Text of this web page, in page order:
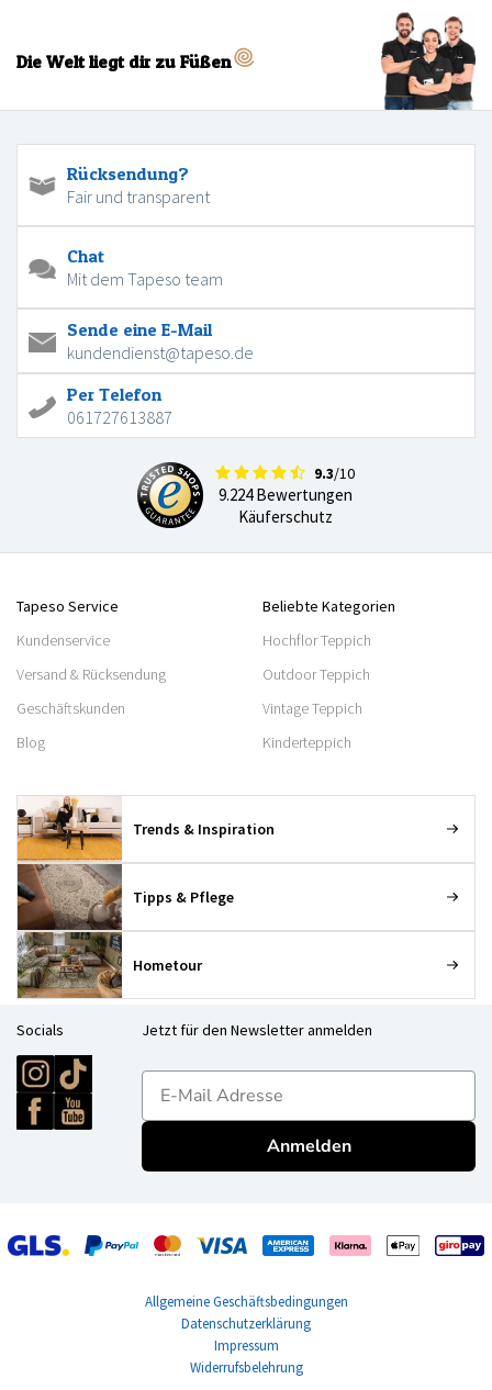
Die Welt liegt dir zu Füßen
Rücksendung?
Fair und transparent
Chat
Mit dem Tapeso team
Sende eine E-Mail
kundendienst@tapeso.de
Per Telefon
061727613887
9.3/10
9.224 Bewertungen
Käuferschutz
Tapeso Service
Kundenservice
Versand & Rücksendung
Geschäftskunden
Blog
Beliebte Kategorien
Hochflor Teppich
Outdoor Teppich
Vintage Teppich
Kinderteppich
Trends & Inspiration
Tipps & Pflege
Hometour
Socials Jetzt für den Newsletter anmelden
E-mailadres
Anmelden
Allgemeine Geschäftsbedingungen
Datenschutzerklärung
Impressum
Widerrufsbelehrung